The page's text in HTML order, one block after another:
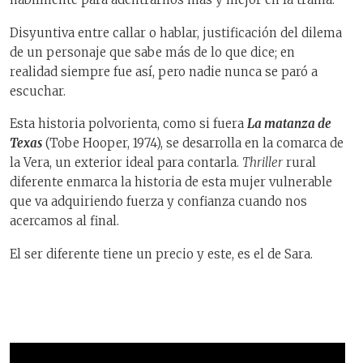
Disyuntiva entre callar o hablar, justificación del dilema
de un personaje que sabe más de lo que dice; en
realidad siempre fue así, pero nadie nunca se paró a
escuchar.
Esta historia polvorienta, como si fuera La matanza de
Texas (Tobe Hooper, 1974), se desarrolla en la comarca de
la Vera, un exterior ideal para contarla. Thriller rural
diferente enmarca la historia de esta mujer vulnerable
que va adquiriendo fuerza y confianza cuando nos
acercamos al final.
El ser diferente tiene un precio y este, es el de Sara.